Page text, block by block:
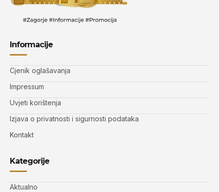
Informacije
Cjenik oglašavanja
Impressum
Uvjeti korištenja
Izjava o privatnosti i sigurnosti podataka
Kontakt
Kategorije
Aktualno